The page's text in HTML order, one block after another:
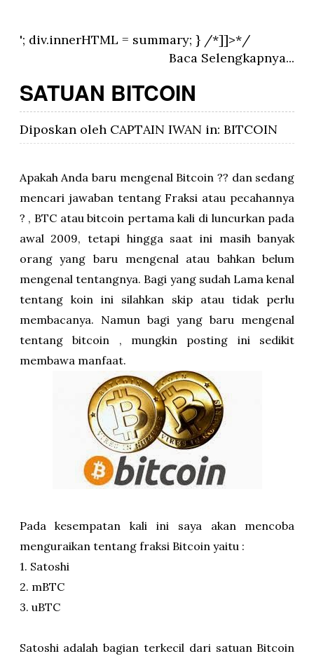
'; div.innerHTML = summary; } /*]]>*/
Baca Selengkapnya...
SATUAN BITCOIN
Diposkan oleh CAPTAIN IWAN in: BITCOIN
Apakah Anda baru mengenal Bitcoin ?? dan sedang
mencari jawaban tentang Fraksi atau pecahannya
? , BTC atau bitcoin pertama kali di luncurkan pada
awal 2009, tetapi hingga saat ini masih banyak
orang yang baru mengenal atau bahkan belum
mengenal tentangnya. Bagi yang sudah Lama kenal
tentang koin ini silahkan skip atau tidak perlu
membacanya. Namun bagi yang baru mengenal
tentang bitcoin , mungkin posting ini sedikit
membawa manfaat.
Pada kesempatan kali ini saya akan mencoba
menguraikan tentang fraksi Bitcoin yaitu :
1. Satoshi
2. mBTC
3. uBTC
Satoshi adalah bagian terkecil dari satuan Bitcoin